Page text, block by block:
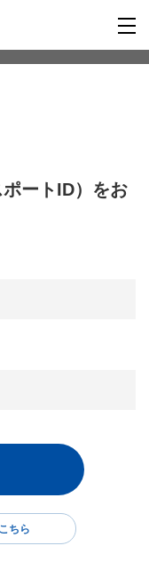
ートID）をお
ちら